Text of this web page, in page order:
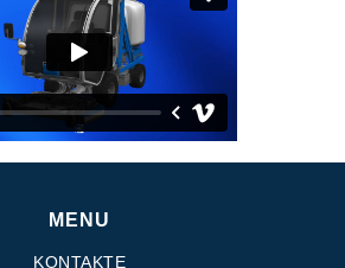
und Axialkolbenmotoren
- Serie MS
produzierte Orbitalmotoren
MENU
KONTAKTE